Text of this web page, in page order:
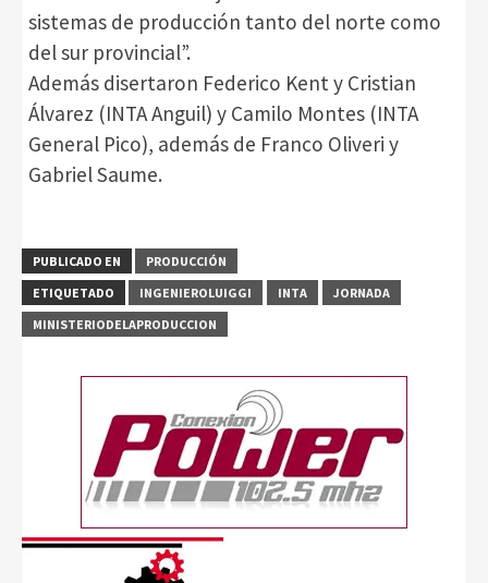
sistemas de producción tanto del norte como
del sur provincial”.
Además disertaron Federico Kent y Cristian
Álvarez (INTA Anguil) y Camilo Montes (INTA
General Pico), además de Franco Oliveri y
Gabriel Saume.
PUBLICADO EN
PRODUCCIÓN
ETIQUETADO
INGENIEROLUIGGI INTA
JORNADA
MINISTERIODELAPRODUCCION